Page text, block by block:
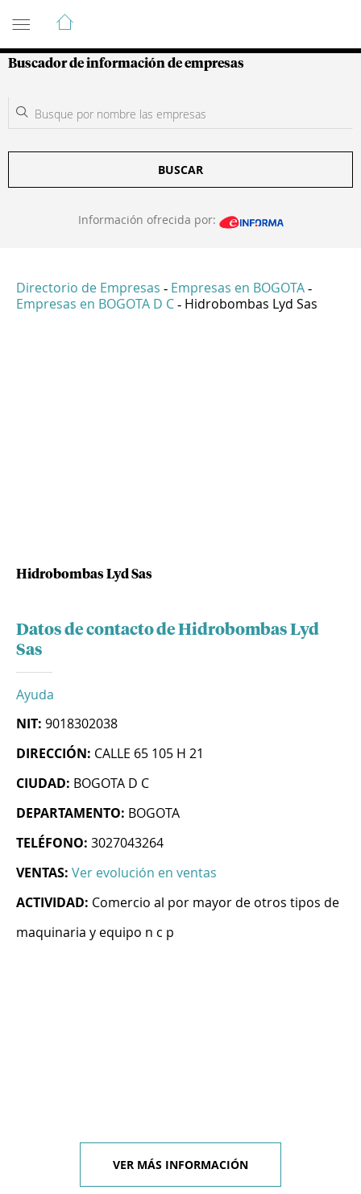
Guía de Empresas Colombianas
Buscador de información de empresas
BUSCAR
Información ofrecida por:
Directorio de Empresas - Empresas en BOGOTA -
Empresas en BOGOTA D C - Hidrobombas Lyd Sas
Hidrobombas Lyd Sas
Datos de contacto de Hidrobombas Lyd
Sas
Ayuda
NIT: 9018302038
DIRECCIÓN: CALLE 65 105 H 21
CIUDAD: BOGOTA D C
DEPARTAMENTO: BOGOTA
TELÉFONO: 3027043264
VENTAS: Ver evolución en ventas
ACTIVIDAD: Comercio al por mayor de otros tipos de
maquinaria y equipo n c p
VER MÁS INFORMACIÓN